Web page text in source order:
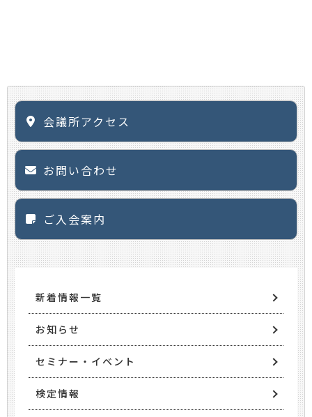
会議所アクセス
お問い合わせ
ご入会案内
新着情報一覧
お知らせ
セミナー・イベント
検定情報